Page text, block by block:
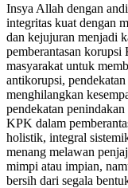
Insya Allah dengan
integritas kuat dengan
dan kejujuran menjadi
pemberantasan
masyarakat untuk
antikorupsi,
menghilangkan
pendekatan
KPK dalam
holistik, integral
menang melawan
mimpi atau impian,
bersih dari segala